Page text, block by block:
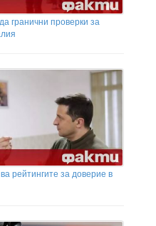
гранични проверки за
рейтингите за доверие в